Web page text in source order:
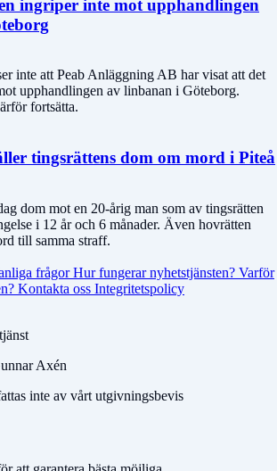
ingriper inte mot upphandlingen
inte att Peab Anläggning AB har visat att det
upphandlingen av linbanan i Göteborg.
fortsätta.
tingsrättens dom om mord i Piteå
dom mot en 20-årig man som av tingsrätten
i 12 år och 6 månader. Även hovrätten
till samma straff.
frågorHur fungerar nyhetstjänsten? Varför
Kontakta oss Integritetspolicy
Axén
inte av vårt utgivningsbevis